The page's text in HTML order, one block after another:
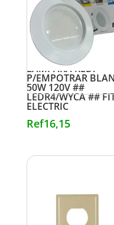
LAMPARA RED.
P/EMPOTRAR
50W 120V ##
LEDR4/WYCA ##
ELECTRIC
Ref16,15